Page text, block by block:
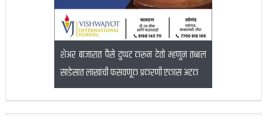
शेअर बाजारात पैसे दुप्पट करून देतो म्हणुन तब्बल
साडेसात लाखांची फसवणूक प्रकरणी एकास अटक
जिल्हा परिषद शिक्षकांच्या
राज्यस्तरीय समितीची